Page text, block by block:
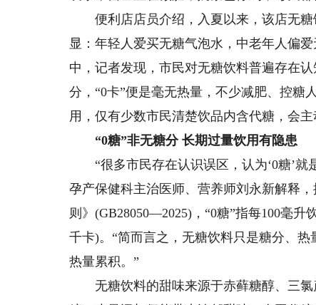
便利店店员介绍，入夏以来，该店无糖
显：年轻人爱买无糖气泡水，中老年人偏
中，记者发现，市民对无糖饮料普遍存在
分，“0卡”便是毫无热量，不少减肥、控糖
用，仅有少数市民清楚饮品内含代糖，会主
“0糖”非无糖分 长期过量饮用有隐患
“很多市民存在认识误区，认为‘0糖’就
孕产保健科主治医师、营养师刘永新解释
则》(GB28050—2025)，“0糖”指每100毫升
千卡)。“简而言之，无糖饮料只是糖分、
热量累积。”
无糖饮料的甜味来源于赤藓糖醇、三氯